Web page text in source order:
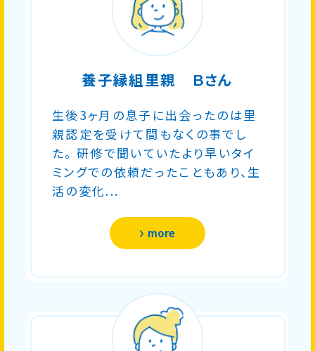
養子縁組里親 Ｂさん
生後3ヶ月の息子に出会ったのは里
親認定を受けて間もなくの事でし
た。 研修で聞いていたより早いタイ
ミングでの依頼だったこともあり、生
活の変化...
more